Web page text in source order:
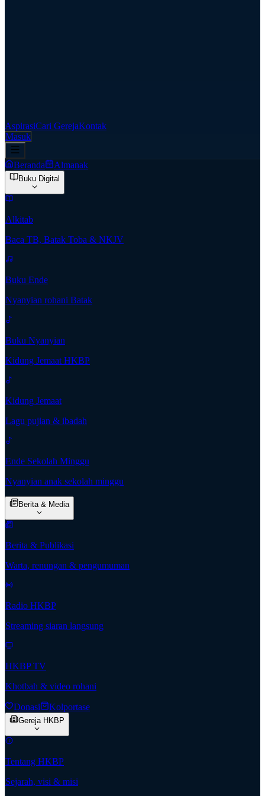
AspirasiCari GerejaKontak
Masuk
Beranda Almanak
Buku Digital
Alkitab
Baca TB, Batak Toba & NKJV
Buku Ende
Nyanyian rohani Batak
Buku Nyanyian
Kidung Jemaat HKBP
Kidung Jemaat
Lagu pujian & ibadah
Ende Sekolah Minggu
Nyanyian anak sekolah minggu
Berita & Media
Berita & Publikasi
Warta, renungan & pengumuman
Radio HKBP
Streaming siaran langsung
HKBP TV
Khotbah & video rohani
Donasi Kolportase
Gereja HKBP
Tentang HKBP
Sejarah, visi & misi